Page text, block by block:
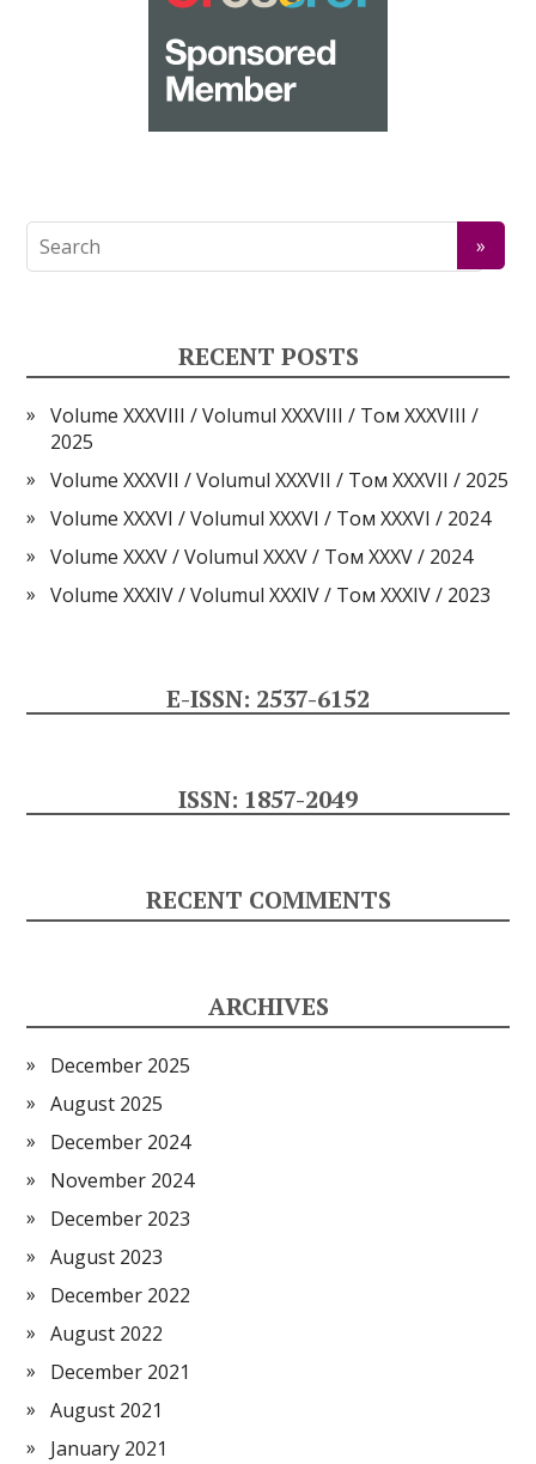
RECENT POSTS
Volume XXXVIII / Volumul XXXVIII / Том XXXVIII /
2025
Volume XXXVII / Volumul XXXVII / Том XXXVII / 2025
Volume XXXVI / Volumul XXXVI / Том XXXVI / 2024
Volume XXXV / Volumul XXXV / Том XXXV / 2024
Volume XXXIV / Volumul XXXIV / Том XXXIV / 2023
E-ISSN: 2537-6152
ISSN: 1857-2049
RECENT COMMENTS
ARCHIVES
December 2025
August 2025
December 2024
November 2024
December 2023
August 2023
December 2022
August 2022
December 2021
August 2021
January 2021